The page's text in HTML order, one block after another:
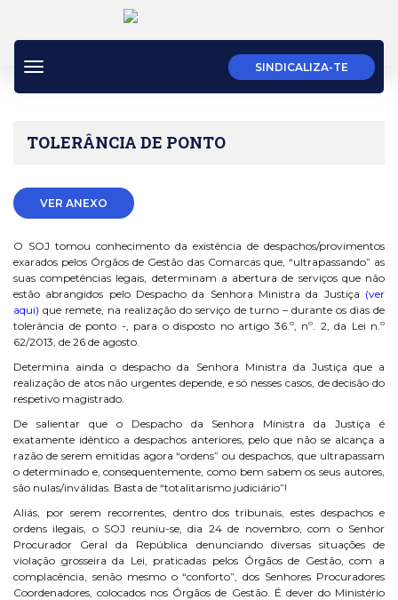
Toggle
SINDICALIZA-TE
TOLERÂNCIA DE PONTO
VER ANEXO
O SOJ tomou conhecimento da existência de despachos/provimentos
exarados pelos Órgãos de Gestão das Comarcas que, “ultrapassando” as
suas competências legais, determinam a abertura de serviços que não
estão abrangidos pelo Despacho da Senhora Ministra da Justiça (ver
aqui) que remete, na realização do serviço de turno – durante os dias de
tolerância de ponto -, para o disposto no artigo 36.º, nº. 2, da Lei n.º
62/2013, de 26 de agosto.
Determina ainda o despacho da Senhora Ministra da Justiça que a
realização de atos não urgentes depende, e só nesses casos, de decisão do
respetivo magistrado.
De salientar que o Despacho da Senhora Ministra da Justiça é
exatamente idêntico a despachos anteriores, pelo que não se alcança a
razão de serem emitidas agora “ordens” ou despachos, que ultrapassam
o determinado e, consequentemente, como bem sabem os seus autores,
são nulas/inválidas. Basta de “totalitarismo judiciário”!
Aliás, por serem recorrentes, dentro dos tribunais, estes despachos e
ordens ilegais, o SOJ reuniu-se, dia 24 de novembro, com o Senhor
Procurador Geral da República denunciando diversas situações de
violação grosseira da Lei, praticadas pelos Órgãos de Gestão, com a
complacência, senão mesmo o “conforto”, dos Senhores Procuradores
Coordenadores, colocados nos Órgãos de Gestão. É dever do Ministério